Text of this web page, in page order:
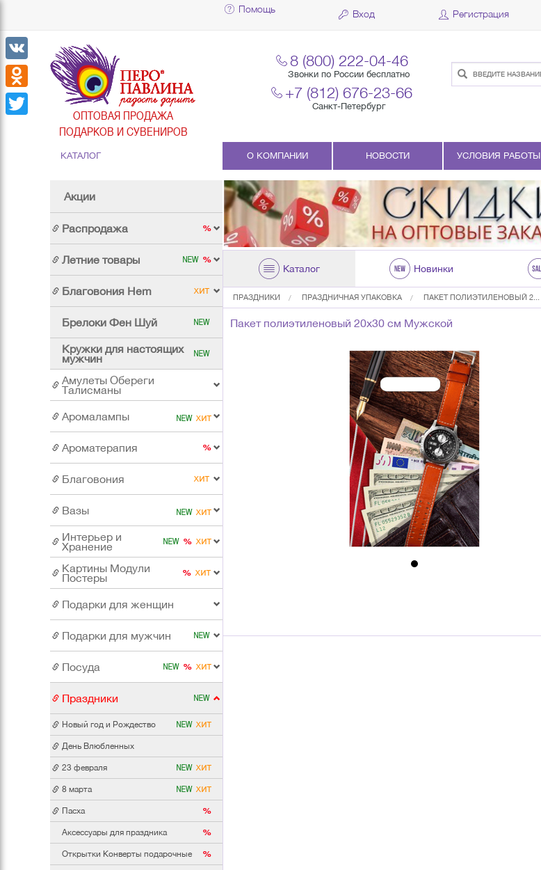
Помощь Вход Регистрация
ОПТОВАЯ ПРОДАЖА
ПОДАРКОВ И СУВЕНИРОВ
8 (800) 222-04-46
Звонки по России бесплатно
+7 (812) 676-23-66
Санкт-Петербург
КАТАЛОГ
Акции
Распродажа
Летние товары
Благовония Hem
Брелоки Фен Шуй
Кружки для настоящих
мужчин
Амулеты Обереги
Талисманы
Аромалампы
Ароматерапия
Благовония
Вазы
Интерьер и
Хранение
Картины Модули
Постеры
Подарки для женщин
Подарки для мужчин
Посуда
Праздники
Новый год и Рождество
День Влюбленных
23 февраля
8 марта
Пасха
Аксессуары для праздника
Открытки Конверты подарочные
О КОМПАНИИ НОВОСТИ УСЛОВИЯ РАБОТЫ
Каталог Новинки
ПРАЗДНИКИ ПРАЗДНИЧНАЯ УПАКОВКА ПАКЕТ ПОЛИЭТИЛЕНОВЫЙ 2...
Пакет полиэтиленовый 20х30 см Мужской
VK
Odnoklassniki